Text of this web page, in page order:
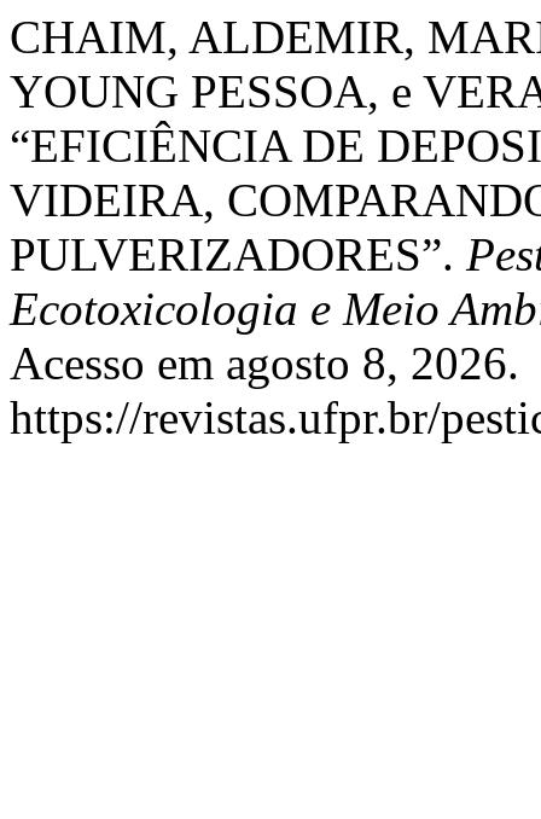
CHAIM, ALDEMIR,
YOUNG PESSOA, e
“EFICIÊNCIA DE
VIDEIRA,
PULVERIZADORES”.
Ecotoxicologia e Meio
Acesso em agosto 8, 2026.
https://revistas.ufpr.br/